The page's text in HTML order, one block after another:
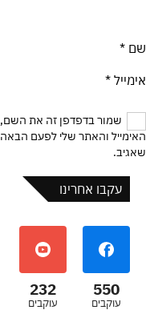
שם *
אימייל *
שמור בדפדפן זה את השם,
האימייל והאתר שלי לפעם הבאה
שאגיב.
עקבו אחרינו
550
עוקבים
232
עוקבים